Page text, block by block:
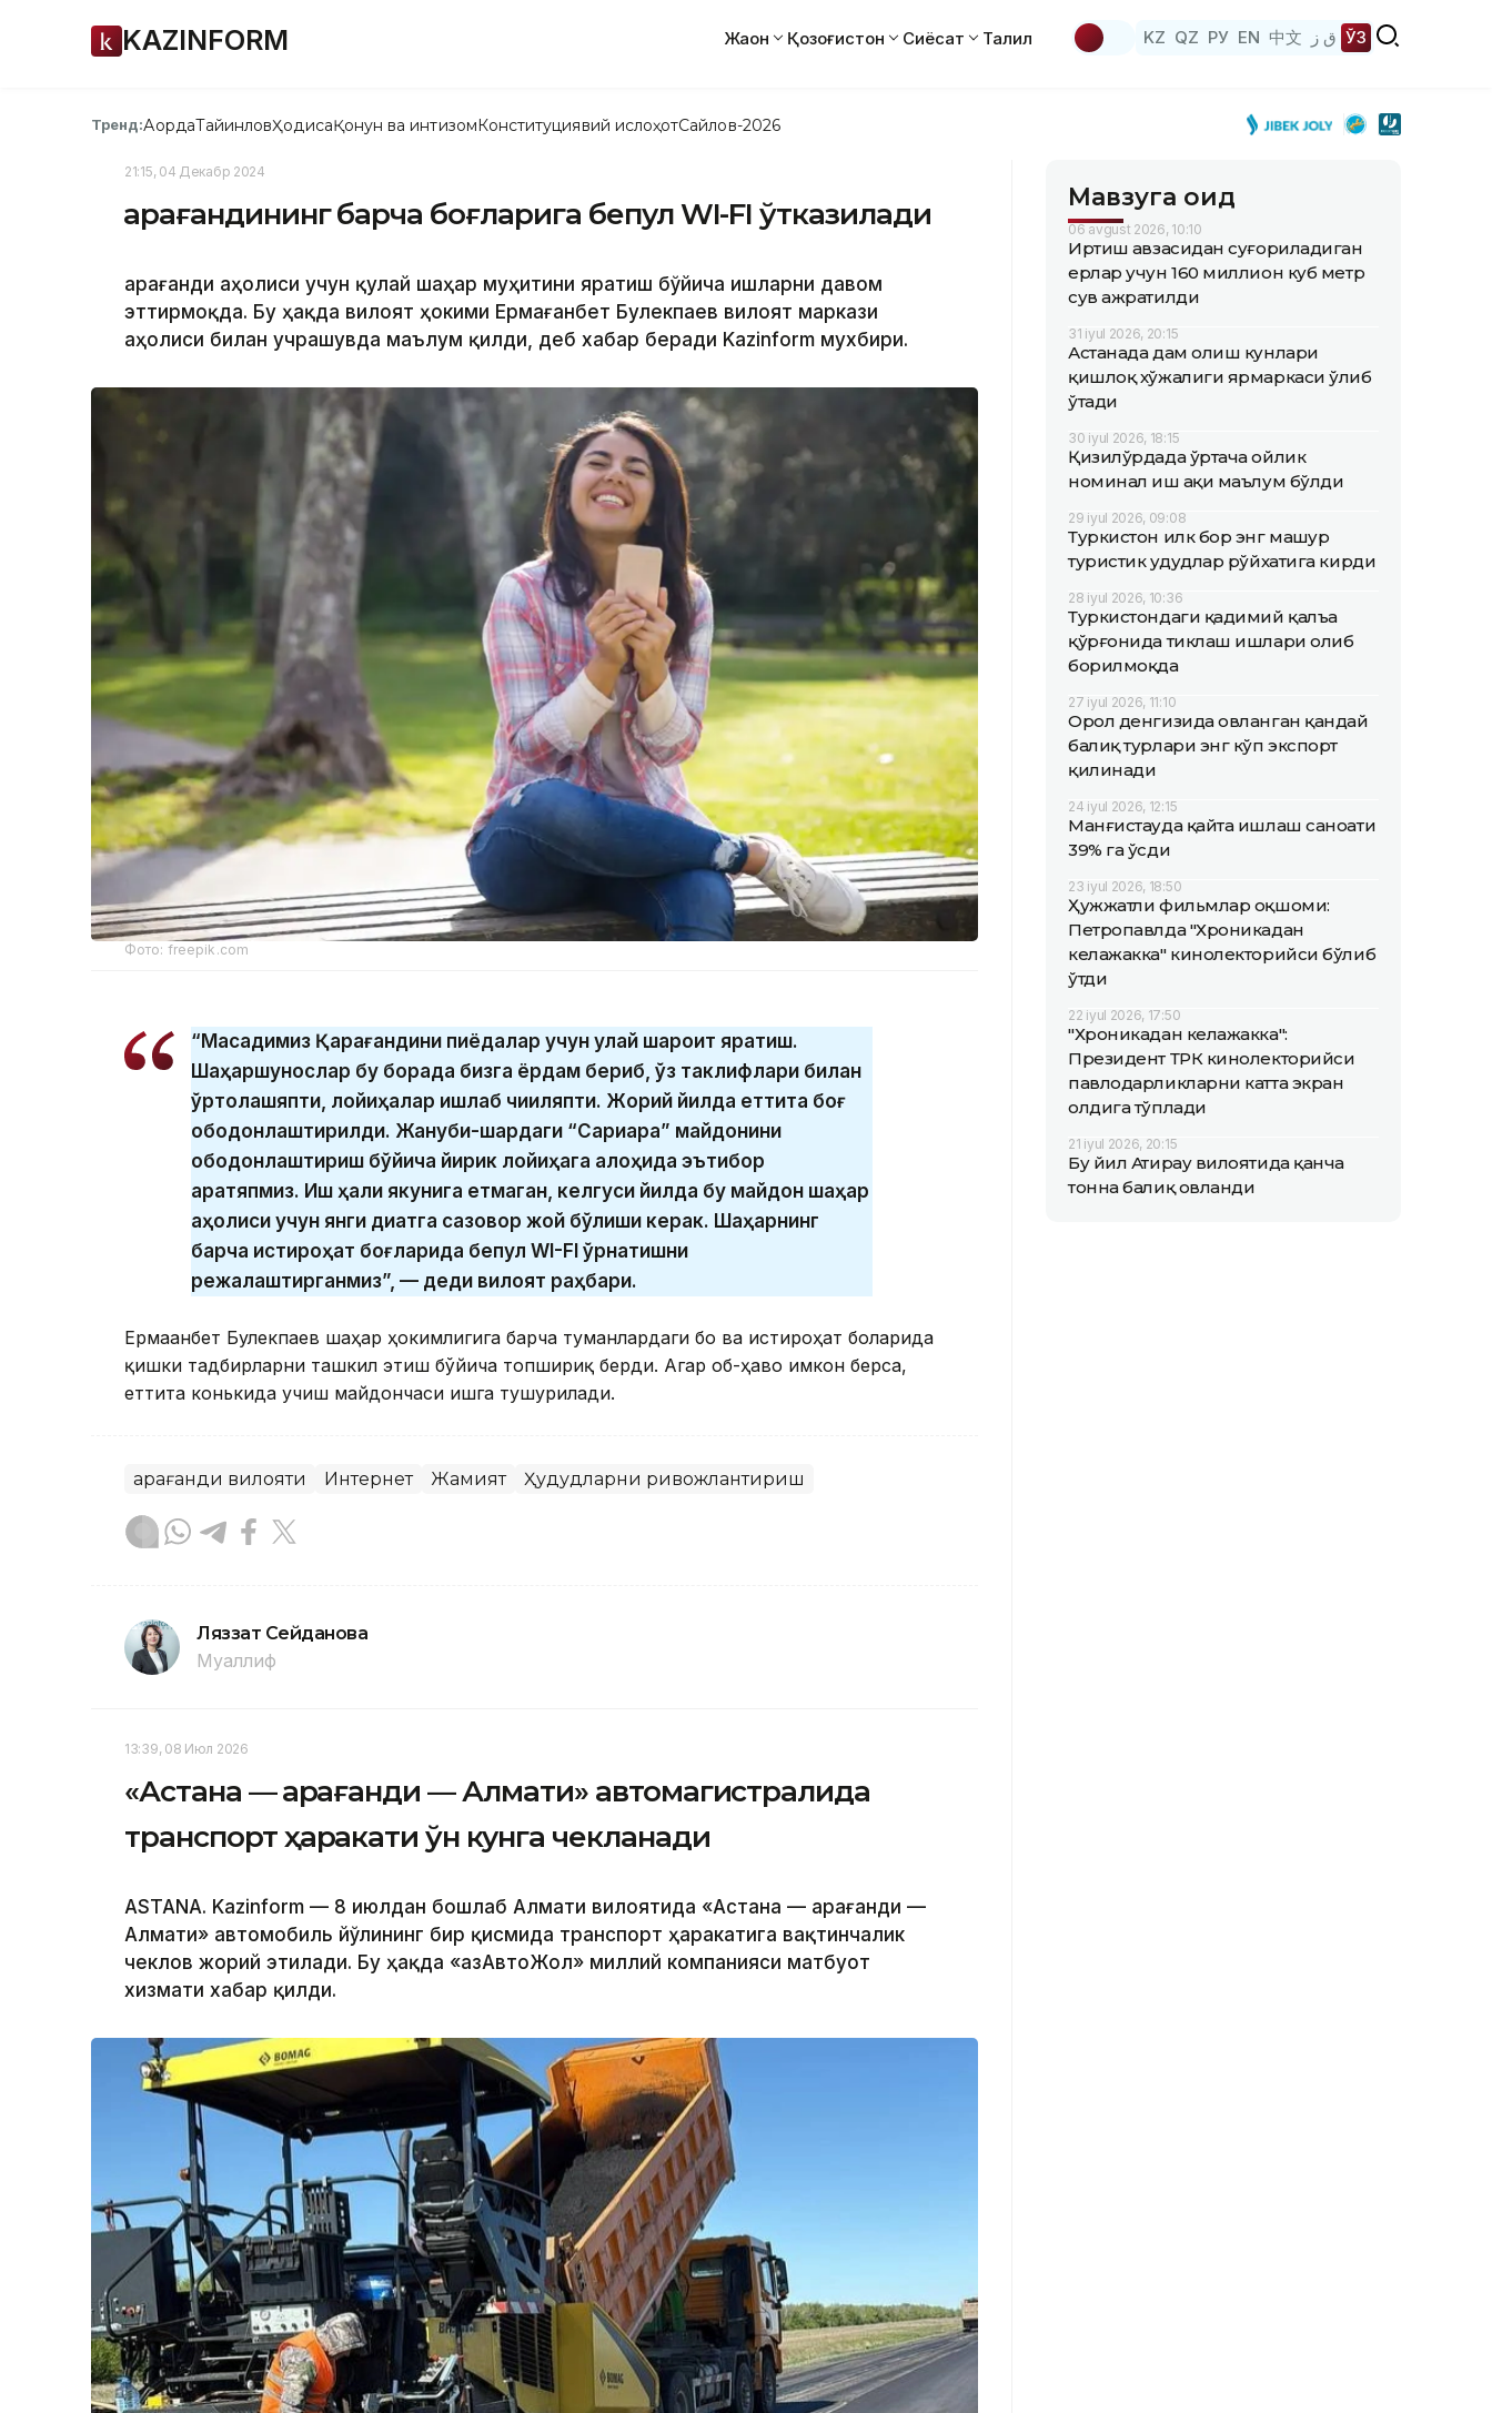
KAZINFORM Жаҳон Қозоғистон Сиёсат Таҳлил KZ QZ РУ EN 中文 ق ز ЎЗ
Тренд:АқордаТайинловҲодисаҚонун ва интизомКонституциявий ислоҳотСайлов-2026
21:15, 04 Декабр 2024
Қарағандининг барча боғларига бепул WI-FI ўтказилади
Қарағанди аҳолиси учун қулай шаҳар муҳитини яратиш бўйича ишларни давом
эттирмоқда. Бу ҳақда вилоят ҳокими Ермағанбет Булекпаев вилоят маркази
аҳолиси билан учрашувда маълум қилди, деб хабар беради Kazinform мухбири.
Фото: freepik.com
“Мақсадимиз Қарағандини пиёдалар учун қулай шароит яратиш.
Шаҳаршунослар бу борада бизга ёрдам бериб, ўз таклифлари билан
ўртоқлашяпти, лойиҳалар ишлаб чиқиляпти. Жорий йилда еттита боғ
ободонлаштирилди. Жануби-шарқдаги “Сариарқа” майдонини
ободонлаштириш бўйича йирик лойиҳага алоҳида эътибор
қаратяпмиз. Иш ҳали якунига етмаган, келгуси йилда бу майдон шаҳар
аҳолиси учун янги диққатга сазовор жой бўлиши керак. Шаҳарнинг
барча истироҳат боғларида бепул WI-FI ўрнатишни
режалаштирганмиз”, — деди вилоят раҳбари.
Ермағанбет Булекпаев шаҳар ҳокимлигига барча туманлардаги боғ ва истироҳат боғларида
қишки тадбирларни ташкил этиш бўйича топшириқ берди. Агар об-ҳаво имкон берса,
еттита конькида учиш майдончаси ишга тушурилади.
Қарағанди вилояти Интернет Жамият Ҳудудларни ривожлантириш
Ляззат Сейданова
Муаллиф
13:39, 08 Июл 2026
«Астана — Қарағанди — Алмати» автомагистралида
транспорт ҳаракати ўн кунга чекланади
ASTANA. Kazinform — 8 июлдан бошлаб Алмати вилоятида «Астана — Қарағанди —
Алмати» автомобиль йўлининг бир қисмида транспорт ҳаракатига вақтинчалик
чеклов жорий этилади. Бу ҳақда «ҚазАвтоЖол» миллий компанияси матбуот
хизмати хабар қилди.
Мавзуга оид
06 avgust 2026, 10:10
Иртиш ҳавзасидан суғориладиган
ерлар учун 160 миллион куб метр
сув ажратилди
31 iyul 2026, 20:15
Астанада дам олиш кунлари
қишлоқ хўжалиги ярмаркаси ўлиб
ўтади
30 iyul 2026, 18:15
Қизилўрдада ўртача ойлик
номинал иш ҳақи маълум бўлди
29 iyul 2026, 09:08
Туркистон илк бор энг машҳур
туристик ҳудудлар рўйхатига кирди
28 iyul 2026, 10:36
Туркистондаги қадимий қалъа
қўрғонида тиклаш ишлари олиб
борилмоқда
27 iyul 2026, 11:10
Орол денгизида овланган қандай
балиқ турлари энг кўп экспорт
қилинади
24 iyul 2026, 12:15
Манғистауда қайта ишлаш саноати
39% га ўсди
23 iyul 2026, 18:50
Ҳужжатли фильмлар оқшоми:
Петропавлда "Хроникадан
келажакка" кинолекторийси бўлиб
ўтди
22 iyul 2026, 17:50
"Хроникадан келажакка":
Президент ТРК кинолекторийси
павлодарликларни катта экран
олдига тўплади
21 iyul 2026, 20:15
Бу йил Атирау вилоятида қанча
тонна балиқ овланди